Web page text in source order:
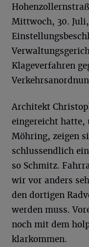
Mittwoch, 30.
Klageverfahren
Architekt
eingereicht hatte,
Möhring, zeigen
schlussendlich
so Schmitz.
wir vor anders
den dortigen
werden muss.
noch mit dem
klarkommen.